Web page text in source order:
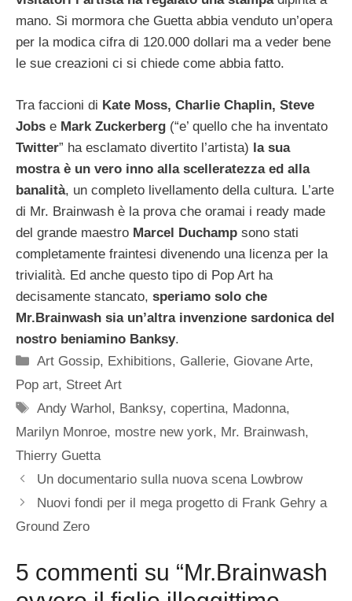
mano. Si mormora che Guetta abbia venduto un’opera
per la modica cifra di 120.000 dollari ma a veder bene
le sue creazioni ci si chiede come abbia fatto.
Tra faccioni di Kate Moss, Charlie Chaplin, Steve
Jobs e Mark Zuckerberg (“e’ quello che ha inventato
Twitter” ha esclamato divertito l’artista) la sua
mostra è un vero inno alla scelleratezza ed alla
banalità, un completo livellamento della cultura. L’arte
di Mr. Brainwash è la prova che oramai i ready made
del grande maestro Marcel Duchamp sono stati
completamente fraintesi divenendo una licenza per la
trivialità. Ed anche questo tipo di Pop Art ha
decisamente stancato, speriamo solo che
Mr.Brainwash sia un’altra invenzione sardonica del
nostro beniamino Banksy.
Categorie
Art Gossip, Exhibitions, Gallerie, Giovane Arte,
Pop art, Street Art
Tag
Andy Warhol, Banksy,copertina, Madonna,
Marilyn Monroe, mostre new york, Mr. Brainwash,
Thierry Guetta
Un documentario sulla nuova scena Lowbrow
Nuovi fondi per il mega progetto di Frank Gehry a
Ground Zero
5 commenti su “Mr.Brainwash